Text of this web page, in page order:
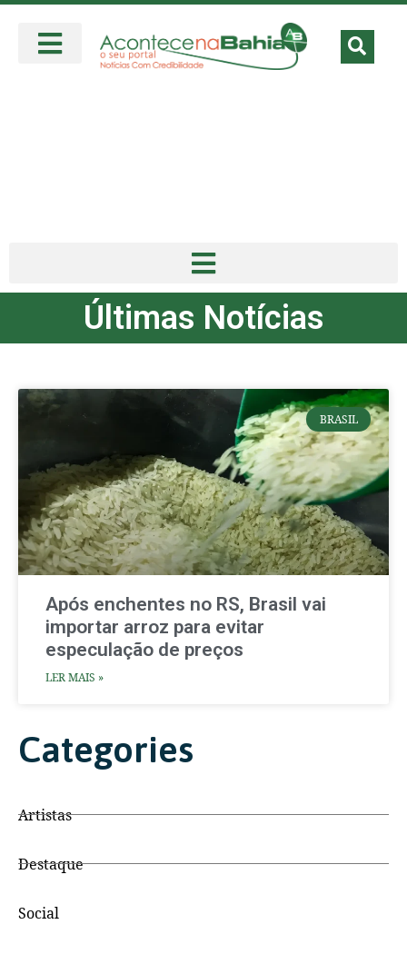
Últimas Notícias
BRASIL
Após enchentes no RS, Brasil vai
importar arroz para evitar
especulação de preços
LER MAIS »
Categories
Artistas
Destaque
Social